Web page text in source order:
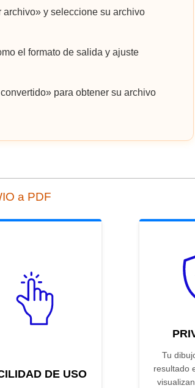
y seleccione su archivo
el formato de salida y ajuste
para obtener su archivo
a PDF
DE USO
Tu
resultado